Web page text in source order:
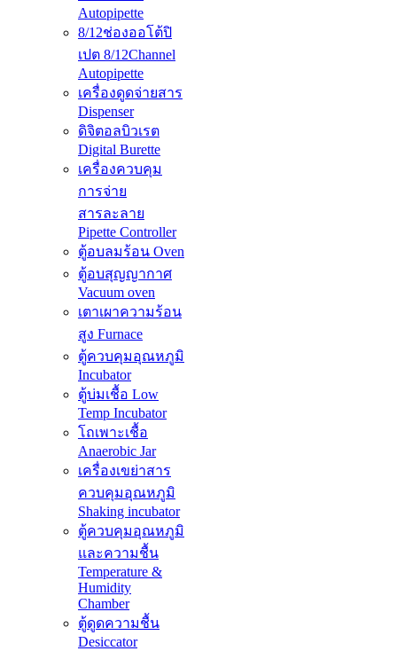
Autopipette
8/12ช่องออโต้ปิ
เปต 8/12Channel
Autopipette
เครื่องดูดจ่ายสาร
Dispenser
ดิจิตอลบิวเรต
Digital Burette
เครื่องควบคุม
การจ่าย
สารละลาย
Pipette Controller
ตู้อบลมร้อน Oven
ตู้อบสุญญากาศ
Vacuum oven
เตาเผาความร้อน
สูง Furnace
ตู้ควบคุมอุณหภูมิ
Incubator
ตู้บ่มเชื้อ Low
Temp Incubator
โถเพาะเชื้อ
Anaerobic Jar
เครื่องเขย่าสาร
ควบคุมอุณหภูมิ
Shaking incubator
ตู้ควบคุมอุณหภูมิ
และความชื้น
Temperature &
Humidity
Chamber
ตู้ดูดความชื้น
Desiccator